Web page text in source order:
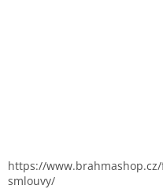
https://
smlouvy/